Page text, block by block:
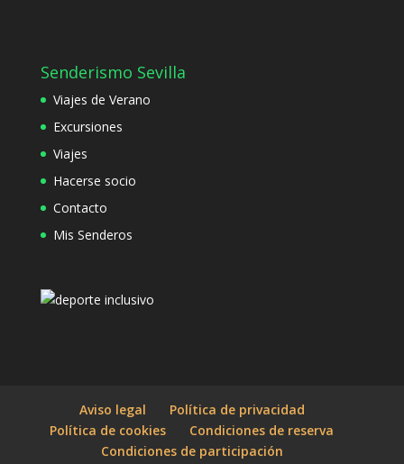
Senderismo Sevilla
Viajes de Verano
Excursiones
Viajes
Hacerse socio
Contacto
Mis Senderos
Aviso legal
Política de privacidad
Política de cookies
Condiciones de reserva
Condiciones de participación